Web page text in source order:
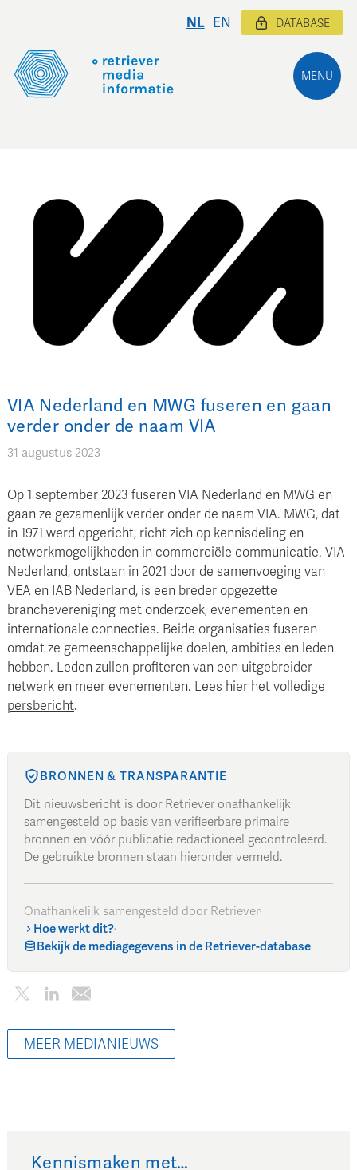
MENU
NL EN DATABASE
VIA Nederland en MWG fuseren en gaan
verder onder de naam VIA
31 augustus 2023
Op 1 september 2023 fuseren VIA Nederland en MWG en
gaan ze gezamenlijk verder onder de naam VIA. MWG, dat
in 1971 werd opgericht, richt zich op kennisdeling en
netwerkmogelijkheden in commerciële communicatie. VIA
Nederland, ontstaan in 2021 door de samenvoeging van
VEA en IAB Nederland, is een breder opgezette
branchevereniging met onderzoek, evenementen en
internationale connecties. Beide organisaties fuseren
omdat ze gemeenschappelijke doelen, ambities en leden
hebben. Leden zullen profiteren van een uitgebreider
netwerk en meer evenementen. Lees hier het volledige
persbericht.
BRONNEN & TRANSPARANTIE
Dit nieuwsbericht is door Retriever onafhankelijk
samengesteld op basis van verifieerbare primaire
bronnen en vóór publicatie redactioneel gecontroleerd.
De gebruikte bronnen staan hieronder vermeld.
Onafhankelijk samengesteld door Retriever·
Hoe werkt dit?·
Bekijk de mediagegevens in de Retriever-database
MEER MEDIANIEUWS
Kennismaken met…